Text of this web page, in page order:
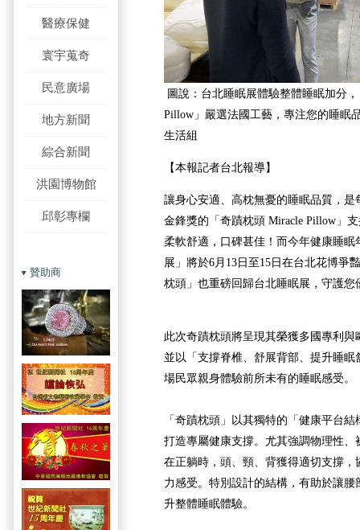
醫療保健
寰宇蒐奇
民意廣場
地方新聞
綜合新聞
洪園博物館
邱彰專欄
贊助商
圖說：台北睡眠展體驗整體睡眠加分
Pillow」嚴選法國工藝，專注您的睡眠
生活組
【本報記者台北報導】
讓身心安適、高枕無憂的睡眠品質，
金鋒獎的「奇蹟枕頭 Miracle Pillow」
柔軟舒適，口碑甚佳！而今年健康睡眠
展」將於6月13日至15日在台北花博爭
枕頭」也重磅回歸台北睡眠展，守護您
此次奇蹟枕頭將呈現其榮獲多國專利
並以「支撐脊椎、舒展背部、提升睡
場民眾親身體驗前所未有的睡眠感受。
「奇蹟枕頭」以其獨特的「健康平台
打造專屬健康支撐。尤其強調物理性
在正躺時，頭、頸、背獲得適切支撐
力感受。特別設計的結構，有助於讓
升整體睡眠體驗。